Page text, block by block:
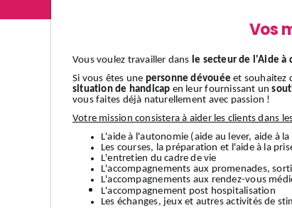
Vos
Vous voulez travailler dans le secteur de l'Aide à
Si vous êtes une personne dévouée et souhaitez
situation de handicap en leur fournissant un
vous faites déjà naturellement avec passion !
Votre mission consistera à aider les clients dans
L'aide à l'autonomie (aide au lever, aide à
Les courses, la préparation et l'aide à la
L'entretien du cadre de vie
L'accompagnements aux promenades,
L'accompagnements aux rendez-vous
L'accompagnement post hospitalisation
Les échanges, jeux et autres activités de